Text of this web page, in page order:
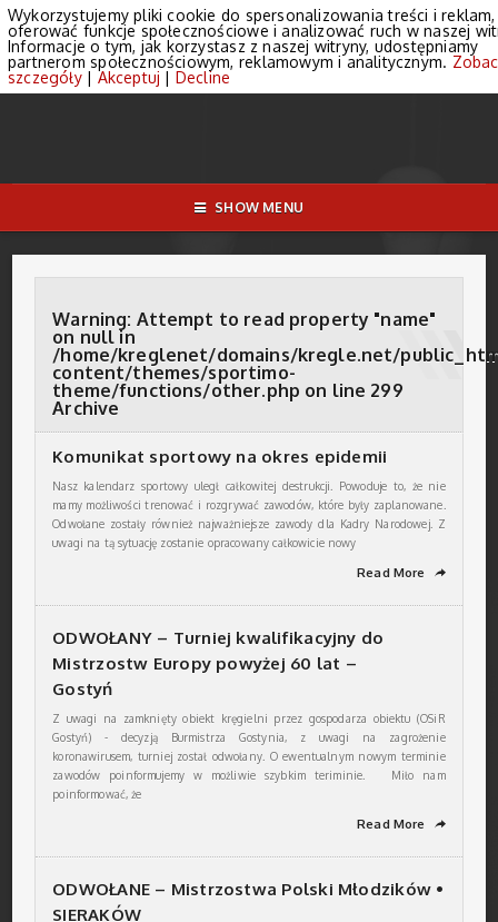
SHOW MENU
Warning: Attempt to read property "name"
on null in
/home/kreglenet/domains/kregle.net/
content/themes/sportimo-
theme/functions/other.php on line 299
Archive
Komunikat sportowy na okres epidemii
Nasz kalendarz sportowy uległ całkowitej destrukcji. Powoduje to, że nie
mamy możliwości trenować i rozgrywać zawodów, które były zaplanowane.
Odwołane zostały również najważniejsze zawody dla Kadry Narodowej. Z
uwagi na tą sytuację zostanie opracowany całkowicie nowy
Read More ➦
ODWOŁANY – Turniej kwalifikacyjny do
Mistrzostw Europy powyżej 60 lat –
Gostyń
Z uwagi na zamknięty obiekt kręgielni przez gospodarza obiektu (OSiR
Gostyń) - decyzją Burmistrza Gostynia, z uwagi na zagrożenie
koronawirusem, turniej został odwołany. O ewentualnym nowym terminie
zawodów poinformujemy w możliwie szybkim teriminie. Miło nam
poinformować, że
Read More ➦
ODWOŁANE – Mistrzostwa Polski Młodzików •
SIERAKÓW
Wykorzystujemy pliki cookie do spersonalizowania treści i
oferować funkcje społecznościowe i analizować ruch w naszej
Informacje o tym, jak korzystasz z naszej witryny, udostępniamy
partnerom społecznościowym, reklamowym i analitycznym.
szczegóły| Akceptuj | Decline